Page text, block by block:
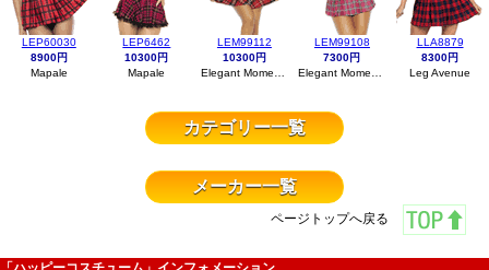
LEP60030
8900円
Mapale
LEP6462
10300円
Mapale
LEM99112
10300円
LEM99108
7300円
LLA8879
8300円
Leg Avenue
カテゴリー一覧
メーカー一覧
ページトップへ戻る